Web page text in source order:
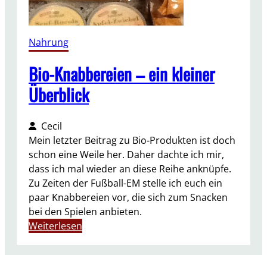
Nahrung
Bio-Knabbereien – ein kleiner
Überblick
Cecil
Mein letzter Beitrag zu Bio-Produkten ist doch
schon eine Weile her. Daher dachte ich mir,
dass ich mal wieder an diese Reihe anknüpfe.
Zu Zeiten der Fußball-EM stelle ich euch ein
paar Knabbereien vor, die sich zum Snacken
bei den Spielen anbieten.
Weiterlesen